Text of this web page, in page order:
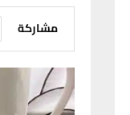
مشاركة